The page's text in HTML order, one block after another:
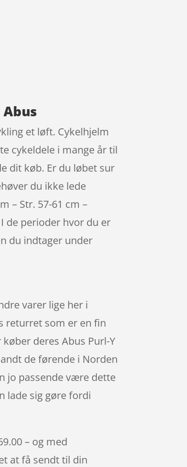
Abus
et løft. Cykelhjelm
cykeldele i mange år til
dit køb. Er du løbet sur
du ikke lede
– Str. 57-61 cm –
de perioder hvor du er
du indtager under
varer lige her i
returret som er en fin
deres Abus Purl-Y
de førende i Norden
jo passende være dette
lade sig gøre fordi
– og med
at få sendt til din